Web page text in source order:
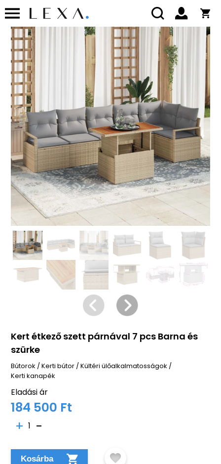
Kert étkező szett párnával 7 pcs Barna és
szürke
Bútorok /Kerti bútor /Kültéri ülőalkalmatosságok /
Kerti kanapék
Eladási ár
184 500 Ft
1
Kosárba